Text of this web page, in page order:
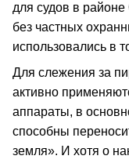
для судов в
без частных
использовались в
Для слежения за
активно
аппараты, в
способны
земля». И хотя о